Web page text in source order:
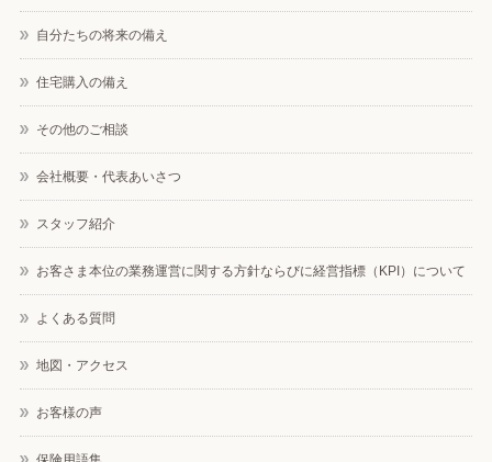
自分たちの将来の備え
住宅購入の備え
その他のご相談
会社概要・代表あいさつ
スタッフ紹介
お客さま本位の業務運営に関する方針ならびに経営指標（KPI）について
よくある質問
地図・アクセス
お客様の声